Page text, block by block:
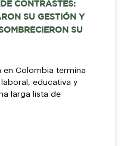
CONTRASTES:
SU GESTIÓN Y
SU
en Colombia termina
educativa y
larga lista de